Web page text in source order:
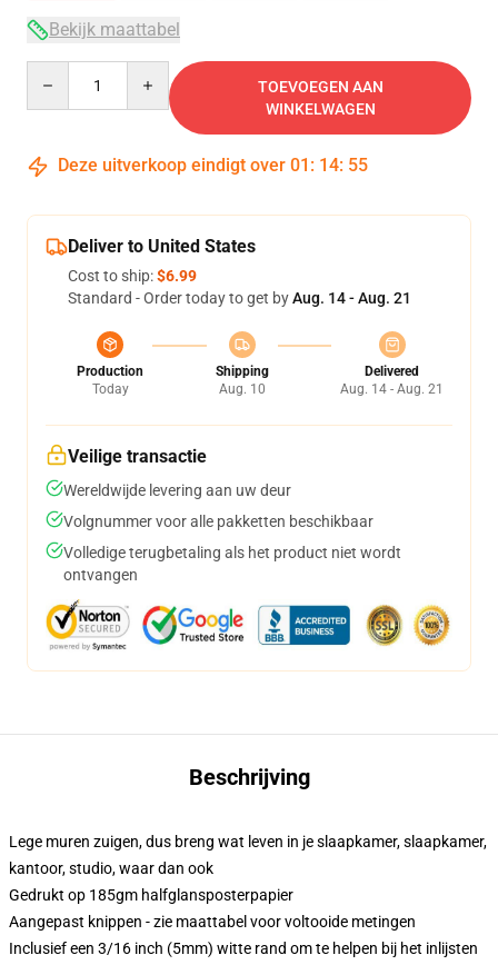
Bekijk maattabel
TOEVOEGEN AAN
WINKELWAGEN
Deze uitverkoop eindigt over 01 : 14: 54
Deliver to United States
Cost to ship:$6.99
Standard - Order today to get byAug. 14 - Aug. 21
Production
Today
Shipping
Aug. 10
Delivered
Aug. 14 - Aug. 21
Veilige transactie
Wereldwijde levering aan uw deur
Volgnummer voor alle pakketten beschikbaar
Volledige terugbetaling als het product niet wordt
ontvangen
Beschrijving
Lege muren zuigen, dus breng wat leven in je slaapkamer, slaapkamer,
kantoor, studio, waar dan ook
Gedrukt op 185gm halfglansposterpapier
Aangepast knippen - zie maattabel voor voltooide metingen
Inclusief een 3/16 inch (5mm) witte rand om te helpen bij het inlijsten